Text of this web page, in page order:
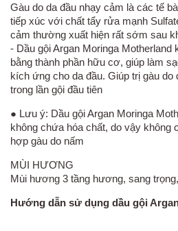
Gàu do da đầu nhạy cảm là các tế
tiếp xúc với chất tẩy rửa mạnh
cảm thường xuất hiện rất sớm sau
- Dầu gội Argan Moringa Motherland
bằng thành phần hữu cơ, giúp làm
kích ứng cho da đầu. Giúp trị gàu do
trong lần gội đầu tiên
● Lưu ý: Dầu gội Argan Moringa
không chứa hóa chất, do vậy không
hợp gàu do nấm
MÙI HƯƠNG
Mùi hương 3 tầng hương, sang
Hướng dẫn sử dụng dầu gội